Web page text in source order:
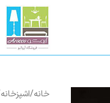
خانه/اشپزخانه